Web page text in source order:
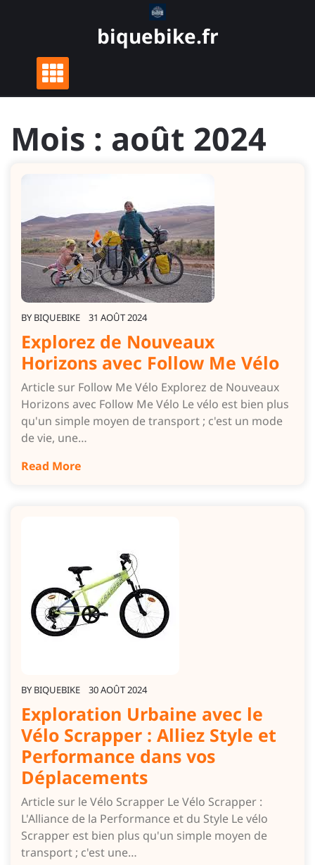
biquebike.fr
Mois : août 2024
BY BIQUEBIKE 31 AOÛT 2024
Explorez de Nouveaux
Horizons avec Follow Me Vélo
Article sur Follow Me Vélo Explorez de Nouveaux
Horizons avec Follow Me Vélo Le vélo est bien plus
qu'un simple moyen de transport ; c'est un mode
de vie, une…
Read More
BY BIQUEBIKE 30 AOÛT 2024
Exploration Urbaine avec le
Vélo Scrapper : Alliez Style et
Performance dans vos
Déplacements
Article sur le Vélo Scrapper Le Vélo Scrapper :
L'Alliance de la Performance et du Style Le vélo
Scrapper est bien plus qu'un simple moyen de
transport ; c'est une…